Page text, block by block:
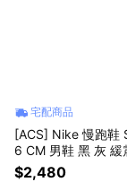
宅配商品
[ACS] Nike 慢跑鞋
6 CM 男鞋 黑 灰 緩
4487-001
$2,480